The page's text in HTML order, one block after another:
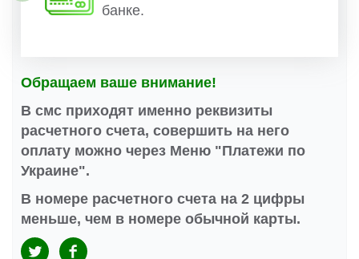
банке.
Обращаем ваше внимание!
В смс приходят именно реквизиты
расчетного счета, совершить на него
оплату можно через Меню "Платежи по
Украине".
В номере расчетного счета на 2 цифры
меньше, чем в номере обычной карты.